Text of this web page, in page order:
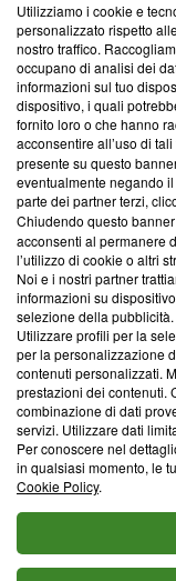
Questa sezione
News, sui nostri
creare news di
‘Trust Project -
ancora membro del
parte; Trust Project
conformità agli
Su di noi
Team editoriale
Corporate
Redazione
Informativa
Cookie Policy
Blasting SA, IDI
Lugano (Svizzera)
© 2026 Blasting News
Utilizziamo i cookie e
personalizzato rispetto
nostro traffico.
occupano di analisi dei
informazioni sul tuo
dispositivo, i quali
fornito loro o che hanno
acconsentire all’uso di
presente su questo
eventualmente negando
parte dei partner terzi,
Chiudendo questo
acconsenti al permanere
l’utilizzo di cookie o altri
Noi e i nostri partner
informazioni su
selezione della
Utilizzare profili per la
per la personalizzazione
contenuti personalizzati.
prestazioni dei contenuti.
combinazione di dati
servizi. Utilizzare dati
Per conoscere nel
in qualsiasi momento, le
Cookie Policy.